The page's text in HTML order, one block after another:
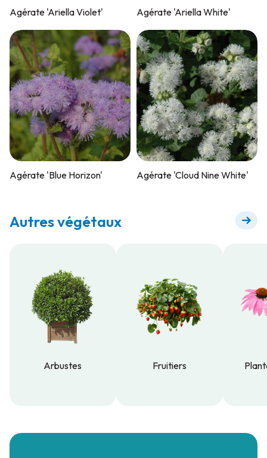
Agérate 'Ariella Violet' Agérate 'Ariella White'
Agérate 'Blue Horizon' Agérate 'Cloud Nine White'
Autres végétaux
Arbustes
Fruitiers